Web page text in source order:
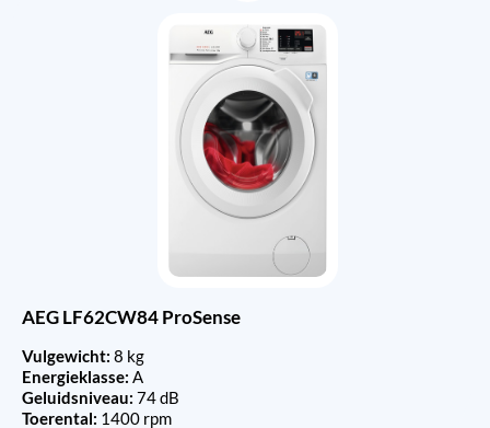
AEG LF62CW84 ProSense
Vulgewicht: 8 kg
Energieklasse: A
Geluidsniveau: 74 dB
Toerental: 1400 rpm